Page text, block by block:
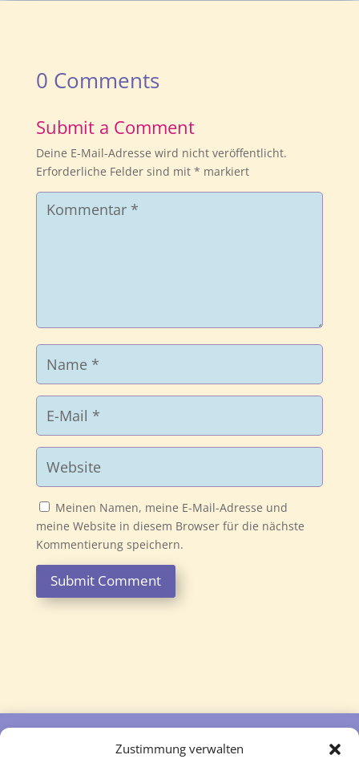
Zustimmung verwalten
0 Comments
Submit a Comment
Deine E-Mail-Adresse wird nicht veröffentlicht.
Erforderliche Felder sind mit * markiert
Meinen Namen, meine E-Mail-Adresse und
meine Website in diesem Browser für die nächste
Kommentierung speichern.
Submit Comment
Follow Follow